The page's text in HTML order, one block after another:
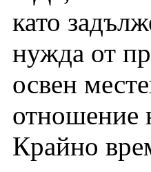
като
нужда от
освен
отношение
Крайно